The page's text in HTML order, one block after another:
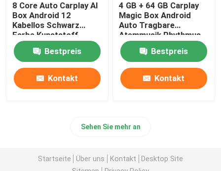
8 Core Auto Carplay AI
Box Android 12
Kabellos Schwarz
Farbe Kunststoff
Bestpreis
Kontakt
4 GB + 64 GB Carplay
Magic Box Android
Auto Tragbare
Atemmusik Rhythmus
Atmosphäre
Bestpreis
Kontakt
Sehen Sie mehr an
Startseite Über uns Kontakt
Desktop Site